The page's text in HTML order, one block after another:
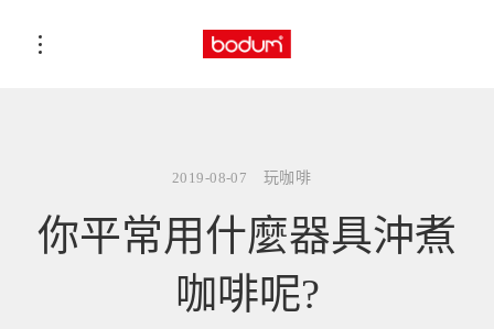
2019-08-07 玩咖啡
你平常用什麼器具沖煮
咖啡呢?